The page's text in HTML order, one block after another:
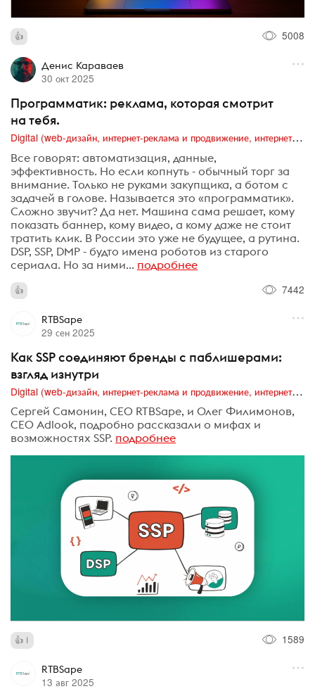
5008
Денис Караваев
30 окт 2025
Программатик: реклама, которая смотрит
на тебя.
Digital (web-дизайн, интернет-реклама и продвижение, интернет-сообщества и блоги, интернет-коммуникации, мобильный маркетинг, реклама на цифровых экранах)
Все говорят: автоматизация, данные,
эффективность. Но если копнуть - обычный торг за
внимание. Только не руками закупщика, а ботом с
задачей в голове. Называется это «программатик».
Сложно звучит? Да нет. Машина сама решает, кому
показать баннер, кому видео, а кому даже не стоит
тратить клик. В России это уже не будущее, а рутина.
DSP, SSP, DMP - будто имена роботов из старого
сериала. Но за ними... подробнее
7442
RTBSape
29 сен 2025
Как SSP соединяют бренды с паблишерами:
взгляд изнутри
Digital (web-дизайн, интернет-реклама и продвижение, интернет-сообщества и блоги, интернет-коммуникации, мобильный маркетинг, реклама на цифровых экранах)
Сергей Самонин, CEO RTBSape, и Олег Филимонов,
CEO Adlook, подробно рассказали о мифах и
возможностях SSP. подробнее
1 1589
RTBSape
13 авг 2025